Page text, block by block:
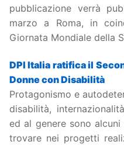
pubblicazione verrà
marzo a Roma, in
Giornata Mondiale della
DPI Italia ratifica il
Donne con Disabilità
Protagonismo e
disabilità,
ed al genere sono
trovare nei progetti